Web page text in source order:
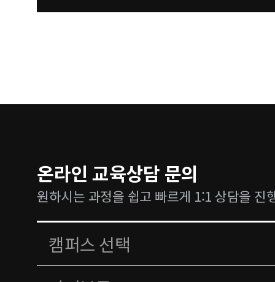
온라인 교육상담 문의
원하시는 과정을 쉽고 빠르게 1:1 상담을 진